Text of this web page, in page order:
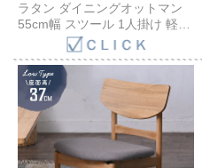
ラタン ダイニングオットマン
55cm幅 スツール 1人掛け 軽い
ダイニングチェア ベンチソフ
ァ 椅子 いす チェア 腰掛け 籐
家具 ナチュラル 北欧 無垢 アジ
アン カフェ バリ 食卓 リビング
ローダイニング グレー ダーク
グレー イエロー 3色展開
S103ND